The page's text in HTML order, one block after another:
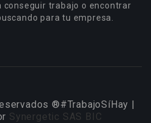
conseguir trabajo o encontrar
para tu empresa.
®#TrabajoSíHay |
Synergetic SAS BIC